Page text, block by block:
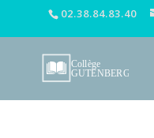
02.38.84.83.40